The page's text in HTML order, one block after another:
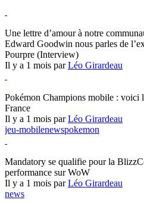
Une lettre d’amour à notre
Edward Goodwin nous parles de
Pourpre (Interview)
Il y a 1 mois parLéo Girardeau
Pokémon Champions mobile : voici
France
Il y a 1 mois parLéo Girardeau
jeu-mobilenewspokemon
Mandatory se qualifie pour la
performance sur WoW
Il y a 1 mois parLéo Girardeau
news